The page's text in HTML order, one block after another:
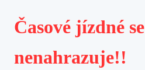
Časové jízdné se
nenahrazuje!!